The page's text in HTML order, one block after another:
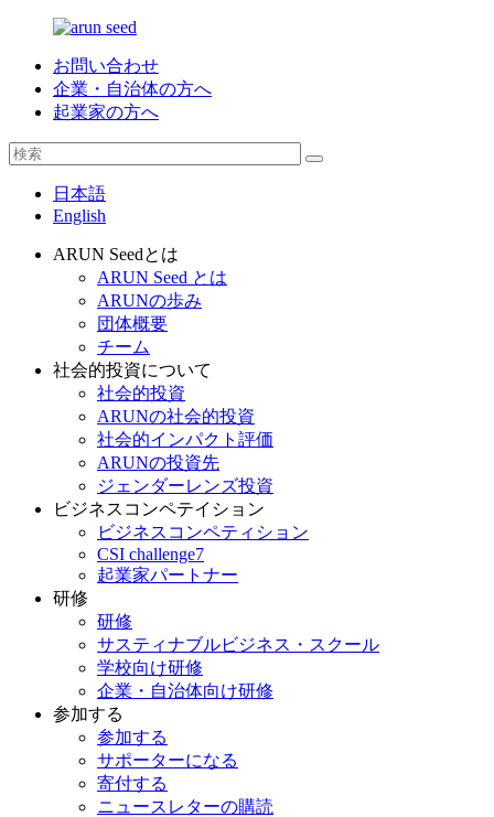
お問い合わせ
企業・自治体の方へ
起業家の方へ
日本語
English
ARUN Seedとは
ARUN Seed とは
ARUNの歩み
団体概要
チーム
社会的投資について
社会的投資
ARUNの社会的投資
社会的インパクト評価
ARUNの投資先
ジェンダーレンズ投資
ビジネスコンペテイション
ビジネスコンペティション
CSI challenge7
起業家パートナー
研修
研修
サスティナブルビジネス・スクール
学校向け研修
企業・自治体向け研修
参加する
参加する
サポーターになる
寄付する
ニュースレターの購読